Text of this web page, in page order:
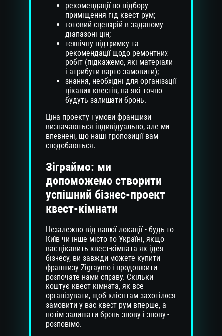
рекомендації по підбору
приміщення під квест-рум;
готовий сценарій в заданому
діапазоні цін;
технічну підтримку та
рекомендації щодо ремонтних
робіт (підкажемо, які матеріали
і атрибути варто замовити);
знання, необхідні для організації
цікавих квестів, на які точно
будуть залишати бронь.
Ціна проекту і умови франшизи
визначаються індивідуально, але ми
впевнені, що наші пропозиції вам
сподобаються.
Зіграймо: ми
допоможемо створити
успішний бізнес-проект
квест-кімнати
Незалежно від вашої локації - будь то
Київ чи інше місто по Україні, якщо
вас цікавить квест-кімната як ідея
бізнесу, ви завжди можете купити
франшизу Zigraymo і продовжити
розпочате нами справу. Скільки
коштує квест-кімната, як все
організувати, щоб клієнтам захотілося
замовити у вас квест-рум вперше, а
потім залишати бронь знову і знову -
розповімо.